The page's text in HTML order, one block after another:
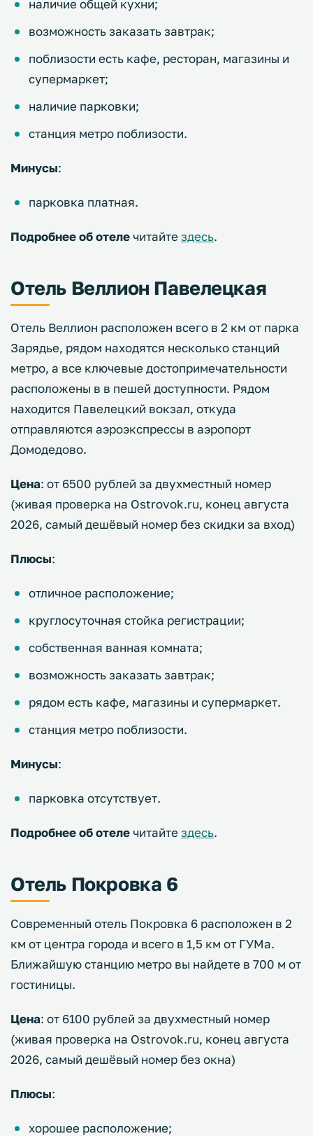
наличие общей кухни;
возможность заказать завтрак;
поблизости есть кафе, ресторан, магазины и
супермаркет;
наличие парковки;
станция метро поблизости.
Минусы:
парковка платная.
Подробнее об отеле читайте здесь.
Отель Веллион Павелецкая
Отель Веллион расположен всего в 2 км от парка
Зарядье, рядом находятся несколько станций
метро, а все ключевые достопримечательности
расположены в в пешей доступности. Рядом
находится Павелецкий вокзал, откуда
отправляются аэроэкспрессы в аэропорт
Домодедово.
Цена: от 6500 рублей за двухместный номер
(живая проверка на Ostrovok.ru, конец августа
2026, самый дешёвый номер без скидки за вход)
Плюсы:
отличное расположение;
круглосуточная стойка регистрации;
собственная ванная комната;
возможность заказать завтрак;
рядом есть кафе, магазины и супермаркет.
станция метро поблизости.
Минусы:
парковка отсутствует.
Подробнее об отеле читайте здесь.
Отель Покровка 6
Современный отель Покровка 6 расположен в 2
км от центра города и всего в 1,5 км от ГУМа.
Ближайшую станцию метро вы найдете в 700 м от
гостиницы.
Цена: от 6100 рублей за двухместный номер
(живая проверка на Ostrovok.ru, конец августа
2026, самый дешёвый номер без окна)
Плюсы:
хорошее расположение;